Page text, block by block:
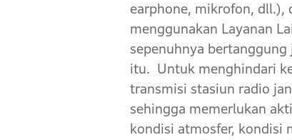
earphone, mikrofon, dll.),
menggunakan Layanan
sepenuhnya
itu. Untuk menghindari
transmisi stasiun radio
sehingga memerlukan
kondisi atmosfer, kondisi